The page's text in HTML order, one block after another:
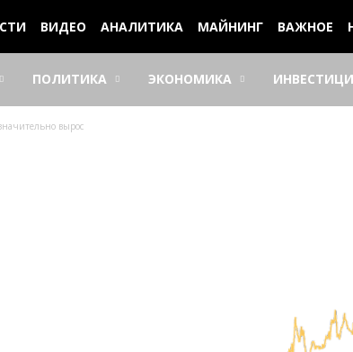
ВИДЕО АНАЛИТИКА МАЙНИНГ ВАЖНОЕ
ПОЛИТИКА ЭКОНОМИКА
вырос